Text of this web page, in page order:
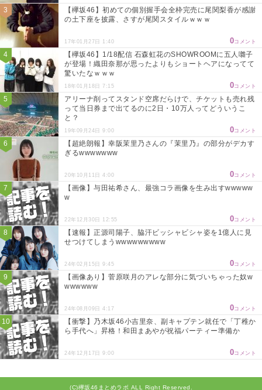
【欅坂46】初めての個別握手会全枠完売に尾関梨香が感謝
の土下座を披露、さすが尾関スタイルｗｗｗ
17年01月27日 1:40 0コメント
【欅坂46】1/18配信 石森虹花のSHOWROOMに五人囃子
が登場！織田奈那が思ったよりもショートヘアになってて
驚いたなｗｗｗ
18年01月18日 7:15 0コメント
アリーナ削ってスタンド空席だらけで、チケットも売れ残
って当日券まで出てるのに2日・10万人ってどういうこ
と？
19年09月24日 9:00 0コメント
【超絶朗報】幸阪茉里乃さんの『茉里乃』の部分がデカす
ぎるwwwwwww
20年10月11日 4:00 0コメント
【画像】与田祐希さん、最強コラ画像を生み出すwwwww
w
22年12月30日 12:55 0コメント
【速報】正源司陽子、脇汗ビッシャビシャ姿を1億人に見
せつけてしまうwwwwwwwww
24年02月15日 9:45 0コメント
【画像あり】菅原咲月のアレな部分に気づいちゃった奴w
wwwwww
24年08月09日 4:17 0コメント
【衝撃】乃木坂46小吉里奈、副キャプテン就任で「丁稚か
ら手代へ」昇格！和田まあやが祝福パーティー準備か
24年12月17日 9:00 0コメント
(C)欅坂46まとめラボ ALL Right Reserved.